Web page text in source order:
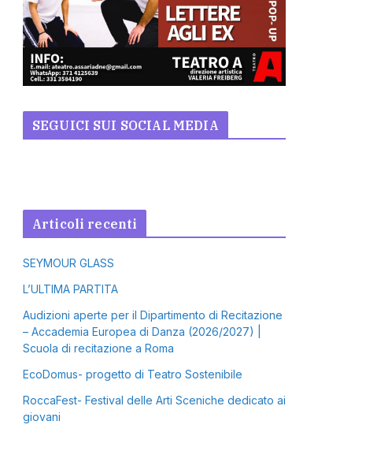
SEGUICI SUI SOCIAL MEDIA
Articoli recenti
SEYMOUR GLASS
L’ULTIMA PARTITA
Audizioni aperte per il Dipartimento di Recitazione
– Accademia Europea di Danza (2026/2027) |
Scuola di recitazione a Roma
EcoDomus- progetto di Teatro Sostenibile
RoccaFest- Festival delle Arti Sceniche dedicato ai
giovani